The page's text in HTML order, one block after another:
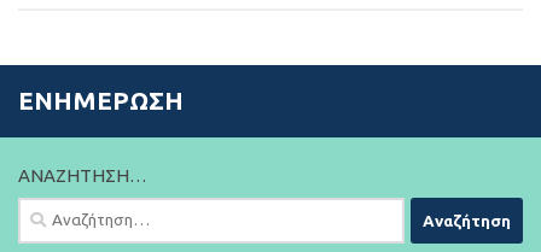
ΕΝΗΜΈΡΩΣΗ
ΑΝΑΖΉΤΗΣΗ…
Αναζήτηση
για: